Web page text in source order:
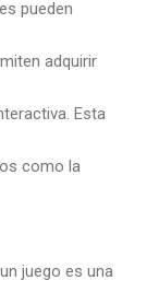
pueden
adquirir
Esta
como la
juego es una